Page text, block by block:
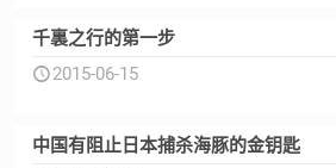
千裏之行的第一步
2015-06-15
中国有阻止日本捕杀海豚的金钥匙